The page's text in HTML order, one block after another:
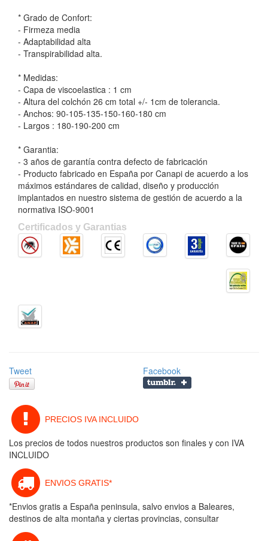
* Grado de Confort:
- Firmeza media
- Adaptabilidad alta
- Transpirabilidad alta.
* Medidas:
- Capa de viscoelastica : 1 cm
- Altura del colchón 26 cm total +/- 1cm de tolerancia.
- Anchos: 90-105-135-150-160-180 cm
- Largos : 180-190-200 cm
* Garantia:
- 3 años de garantía contra defecto de fabricación
- Producto fabricado en España por Canapi de acuerdo a los
máximos estándares de calidad, diseño y producción
implantados en nuestro sistema de gestión de acuerdo a la
normativa ISO-9001
Certificados y Garantias
Tweet Facebook
PRECIOS IVA INCLUIDO
Los precios de todos nuestros productos son finales y con IVA
INCLUIDO
ENVIOS GRATIS*
*Envios gratis a España peninsula, salvo envios a Baleares,
destinos de alta montaña y ciertas provincias, consultar